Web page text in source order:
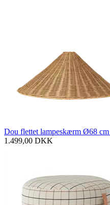
Dou flettet lampeskærm Ø68
1.499,00 DKK